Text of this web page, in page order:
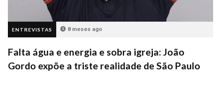
ENTREVISTAS 8 meses ago
Falta água e energia e sobra igreja: João
Gordo expõe a triste realidade de São Paulo